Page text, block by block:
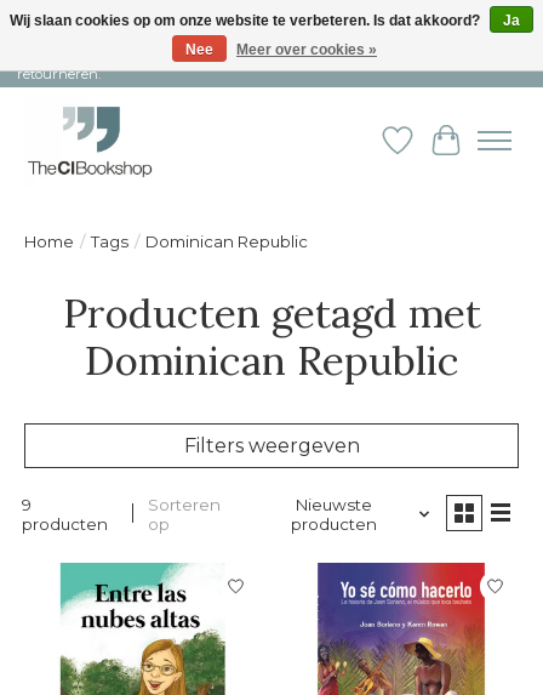
Snelle levering en persoonlijke service ︱ Niet goed? Geld terug! ︱ Gratis
retourneren.
Verlanglijst
Home / Tags / Dominican Republic
Producten getagd met
Dominican Republic
Filters weergeven
9
producten
Sorteren
op
Nieuwste
producten
Wij slaan cookies op om onze website te verbeteren. Is dat akkoord?
Ja
Nee
Meer over cookies »